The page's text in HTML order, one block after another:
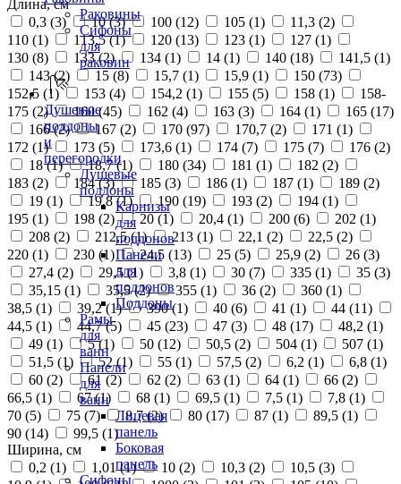
Раковины
Сифоны
для
раковин
Душевые
поддоны
и
перегородки
Душевые
поддоны
Карнизы
для
поддонов
Панели
для
поддонов
Поддоны
Рамы
для
ванн
Панели
для
ванн
Лицевая
панель
Боковая
панель
Сифоны
Длина, см
0,3 (3) 10 (3) 100 (12) 105 (1) 11,3 (2)
110 (1) 113,5 (1) 120 (13) 123 (1) 127 (1)
130 (8) 133 (2) 134 (1) 14 (1) 140 (18) 141,5 (1)
143 (2) 15 (8) 15,7 (1) 15,9 (1) 150 (73)
152,5 (1) 153 (4) 154,2 (1) 155 (5) 158 (1)
158-
175 (2) 160 (45) 162 (4) 163 (3) 164 (1) 165 (17)
166 (2) 167 (2) 170 (97) 170,7 (2) 171 (1)
172 (1) 173 (5) 173,6 (1) 174 (7) 175 (7) 176 (2)
18 (1) 18,7 (1) 180 (34) 181 (1) 182 (2)
183 (2) 184 (3) 185 (3) 186 (1) 187 (1) 189 (2)
19 (1) 19,8 (1) 190 (19) 193 (2) 194 (1)
195 (1) 198 (2) 20 (1) 20,4 (1) 200 (6) 202 (1)
208 (2) 212,5 (1) 213 (1) 22,1 (2) 22,5 (2)
220 (1) 230 (1) 24,5 (13) 25 (5) 25,9 (2) 26 (3)
27,4 (2) 29,5 (1) 3,8 (1) 30 (7) 335 (1) 35 (3)
35,15 (1) 35,5 (2) 355 (1) 36 (2) 360 (1)
38,5 (1) 39,2 (1) 390 (1) 40 (6) 41 (1) 44 (11)
44,5 (1) 44,7 (5) 45 (23) 47 (3) 48 (17) 48,2 (1)
49 (1) 5 (1) 50 (12) 50,5 (2) 504 (1) 507 (1)
51,5 (1) 52 (1) 55 (1) 57,5 (2) 6,2 (1) 6,8 (1)
60 (2) 61 (2) 62 (2) 63 (1) 64 (1) 66 (2)
66,5 (1) 67 (1) 68 (1) 69,5 (1) 7,5 (1) 7,8 (1)
70 (5) 75 (7) 8,7 (2) 80 (17) 87 (1) 89,5 (1)
90 (14) 99,5 (1)
Ширина, см
0,2 (1) 1,01 (1) 10 (2) 10,3 (2) 10,5 (3)